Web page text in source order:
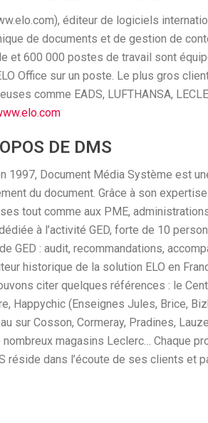
éditeur de logiciels
de documents et de gestion de
et 600 000 postes de travail sont
Office sur un poste. Le plus gros
comme EADS, LUFTHANSA,
DE DMS
1997, Document Média Système est
du document. Grâce à son
tout comme aux PME,
à l’activité GED, forte de 10
GED : audit, recommandations,
historique de la solution ELO en
citer quelques références : le
Happychic (Enseignes Jules, Brice,
sur Cosson, Cormeray, Pradines,
nombreux magasins Leclerc… Chaque
réside dans l’écoute de ses clients et